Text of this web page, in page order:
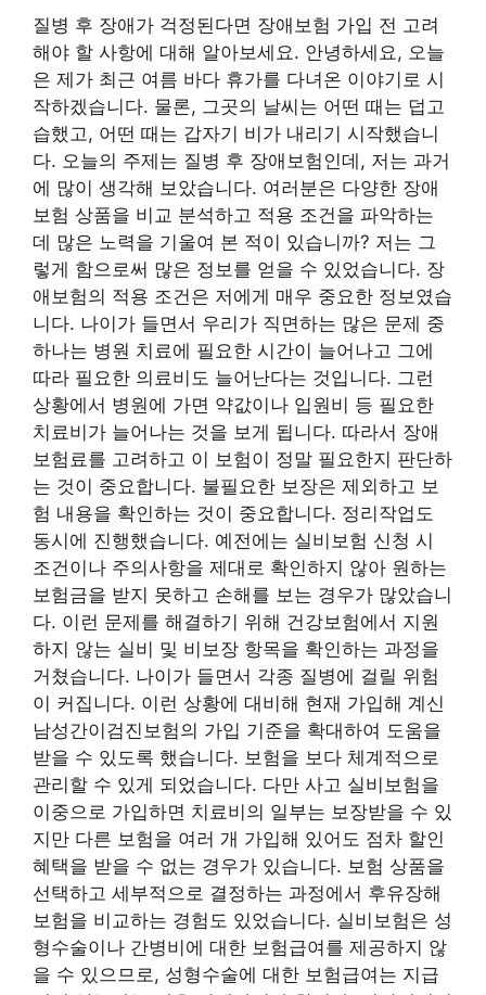
질병 후 장애가 걱정된다면 장애보험 가입 전 고려
해야 할 사항에 대해 알아보세요. 안녕하세요, 오늘
은 제가 최근 여름 바다 휴가를 다녀온 이야기로 시
작하겠습니다. 물론, 그곳의 날씨는 어떤 때는 덥고
습했고, 어떤 때는 갑자기 비가 내리기 시작했습니
다. 오늘의 주제는 질병 후 장애보험인데, 저는 과거
에 많이 생각해 보았습니다. 여러분은 다양한 장애
보험 상품을 비교 분석하고 적용 조건을 파악하는
데 많은 노력을 기울여 본 적이 있습니까? 저는 그
렇게 함으로써 많은 정보를 얻을 수 있었습니다. 장
애보험의 적용 조건은 저에게 매우 중요한 정보였습
니다. 나이가 들면서 우리가 직면하는 많은 문제 중
하나는 병원 치료에 필요한 시간이 늘어나고 그에
따라 필요한 의료비도 늘어난다는 것입니다. 그런
상황에서 병원에 가면 약값이나 입원비 등 필요한
치료비가 늘어나는 것을 보게 됩니다. 따라서 장애
보험료를 고려하고 이 보험이 정말 필요한지 판단하
는 것이 중요합니다. 불필요한 보장은 제외하고 보
험 내용을 확인하는 것이 중요합니다. 정리작업도
동시에 진행했습니다. 예전에는 실비보험 신청 시
조건이나 주의사항을 제대로 확인하지 않아 원하는
보험금을 받지 못하고 손해를 보는 경우가 많았습니
다. 이런 문제를 해결하기 위해 건강보험에서 지원
하지 않는 실비 및 비보장 항목을 확인하는 과정을
거쳤습니다. 나이가 들면서 각종 질병에 걸릴 위험
이 커집니다. 이런 상황에 대비해 현재 가입해 계신
남성간이검진보험의 가입 기준을 확대하여 도움을
받을 수 있도록 했습니다. 보험을 보다 체계적으로
관리할 수 있게 되었습니다. 다만 사고 실비보험을
이중으로 가입하면 치료비의 일부는 보장받을 수 있
지만 다른 보험을 여러 개 가입해 있어도 점차 할인
혜택을 받을 수 없는 경우가 있습니다. 보험 상품을
선택하고 세부적으로 결정하는 과정에서 후유장해
보험을 비교하는 경험도 있었습니다. 실비보험은 성
형수술이나 간병비에 대한 보험급여를 제공하지 않
을 수 있으므로, 성형수술에 대한 보험급여는 지급